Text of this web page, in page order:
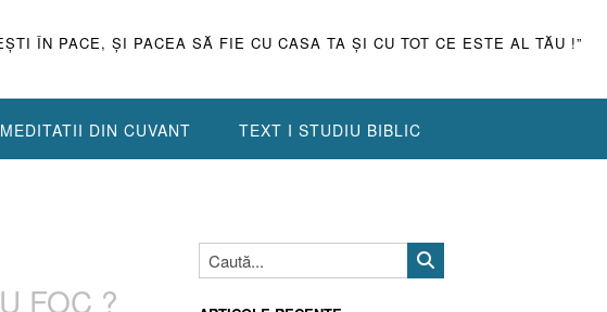
ÎN PACE, ŞI PACEA SĂ FIE CU CASA TA ŞI CU TOT CE ESTE AL TĂU !”
DIN CUVANT TEXT I STUDIU BIBLIC
FOC ?